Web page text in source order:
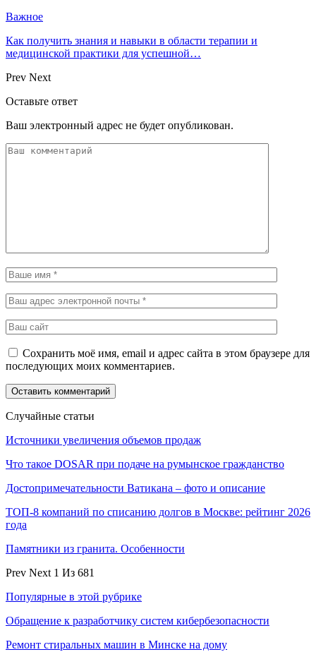
Важное
Как получить знания и навыки в области терапии и
медицинской практики для успешной…
Prev Next
Оставьте ответ
Ваш электронный адрес не будет опубликован.
Сохранить моё имя, email и адрес сайта в этом браузере для
последующих моих комментариев.
Случайные статьи
Источники увеличения объемов продаж
Что такое DOSAR при подаче на румынское гражданство
Достопримечательности Ватикана – фото и описание
ТОП-8 компаний по списанию долгов в Москве: рейтинг 2026
года
Памятники из гранита. Особенности
Prev Next 1 Из 681
Популярные в этой рубрике
Обращение к разработчику систем кибербезопасности
Ремонт стиральных машин в Минске на дому